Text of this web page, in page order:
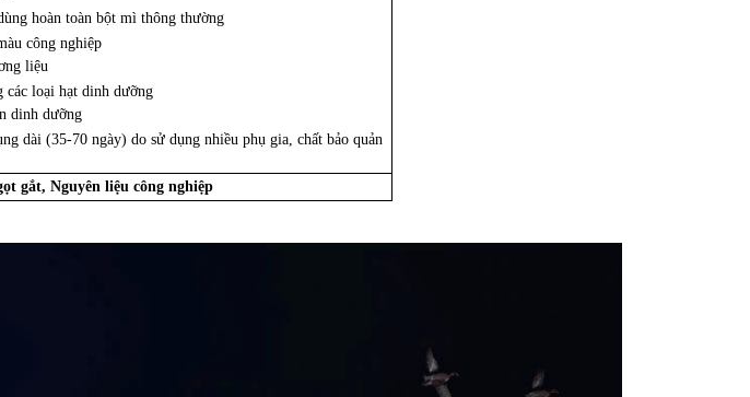
hoàn toàn bột mì thông thường
công nghiệp
liệu
các loại hạt dinh dưỡng
dinh dưỡng
dài (35-70 ngày) do sử dụng nhiều phụ gia, chất bảo quản
gắt, Nguyên liệu công nghiệp